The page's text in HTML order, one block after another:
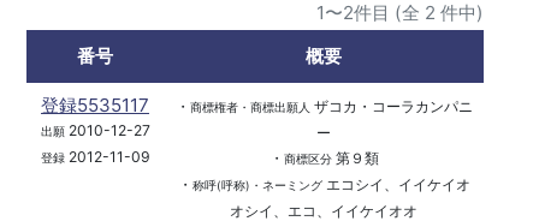
1〜2件目 (全 2 件中)
番号
概要
登録5535117
出願2010-12-27
登録2012-11-09
・ 商標権者・商標出願人 ザコカ・コーラカンパニ
ー
・ 商標区分第９類
・ 称呼(呼称)・ネーミングエコシイ、イイケイオ
オシイ、エコ、イイケイオオ